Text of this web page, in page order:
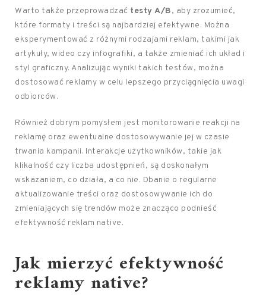
Warto także przeprowadzać testy A/B, aby zrozumieć,
które formaty i treści są najbardziej efektywne. Można
eksperymentować z różnymi rodzajami reklam, takimi jak
artykuły, wideo czy infografiki, a także zmieniać ich układ i
styl graficzny. Analizując wyniki takich testów, można
dostosować reklamy w celu lepszego przyciągnięcia uwagi
odbiorców.
Również dobrym pomysłem jest monitorowanie reakcji na
reklamę oraz ewentualne dostosowywanie jej w czasie
trwania kampanii. Interakcje użytkowników, takie jak
klikalność czy liczba udostępnień, są doskonałym
wskazaniem, co działa, a co nie. Dbanie o regularne
aktualizowanie treści oraz dostosowywanie ich do
zmieniających się trendów może znacząco podnieść
efektywność reklam native.
Jak mierzyć efektywność
reklamy native?